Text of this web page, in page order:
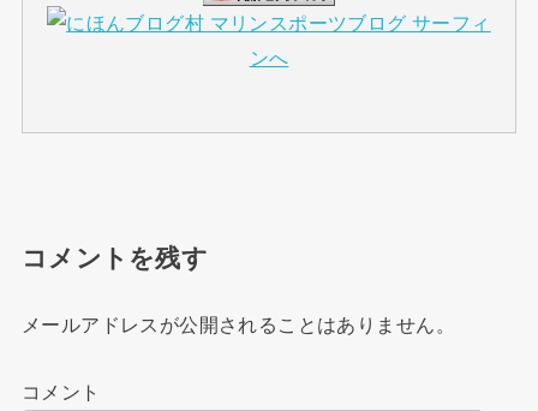
コメントを残す
メールアドレスが公開されることはありません。
コメント